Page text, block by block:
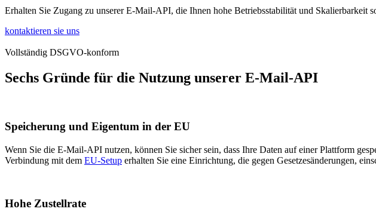
Erhalten Sie Zugang zu unserer E-Mail-API, die Ihnen hohe Betriebsstabilität und
kontaktieren sie uns
Vollständig DSGVO-konform
Sechs Gründe für die Nutzung unserer E-Mail-API
Speicherung und Eigentum in der EU
Wenn Sie die E-Mail-API nutzen, können Sie sicher sein, dass Ihre Daten auf einer Plattform
Verbindung mit dem EU-Setup erhalten Sie eine Einrichtung, die gegen Gesetzesänderungen,
Hohe Zustellrate